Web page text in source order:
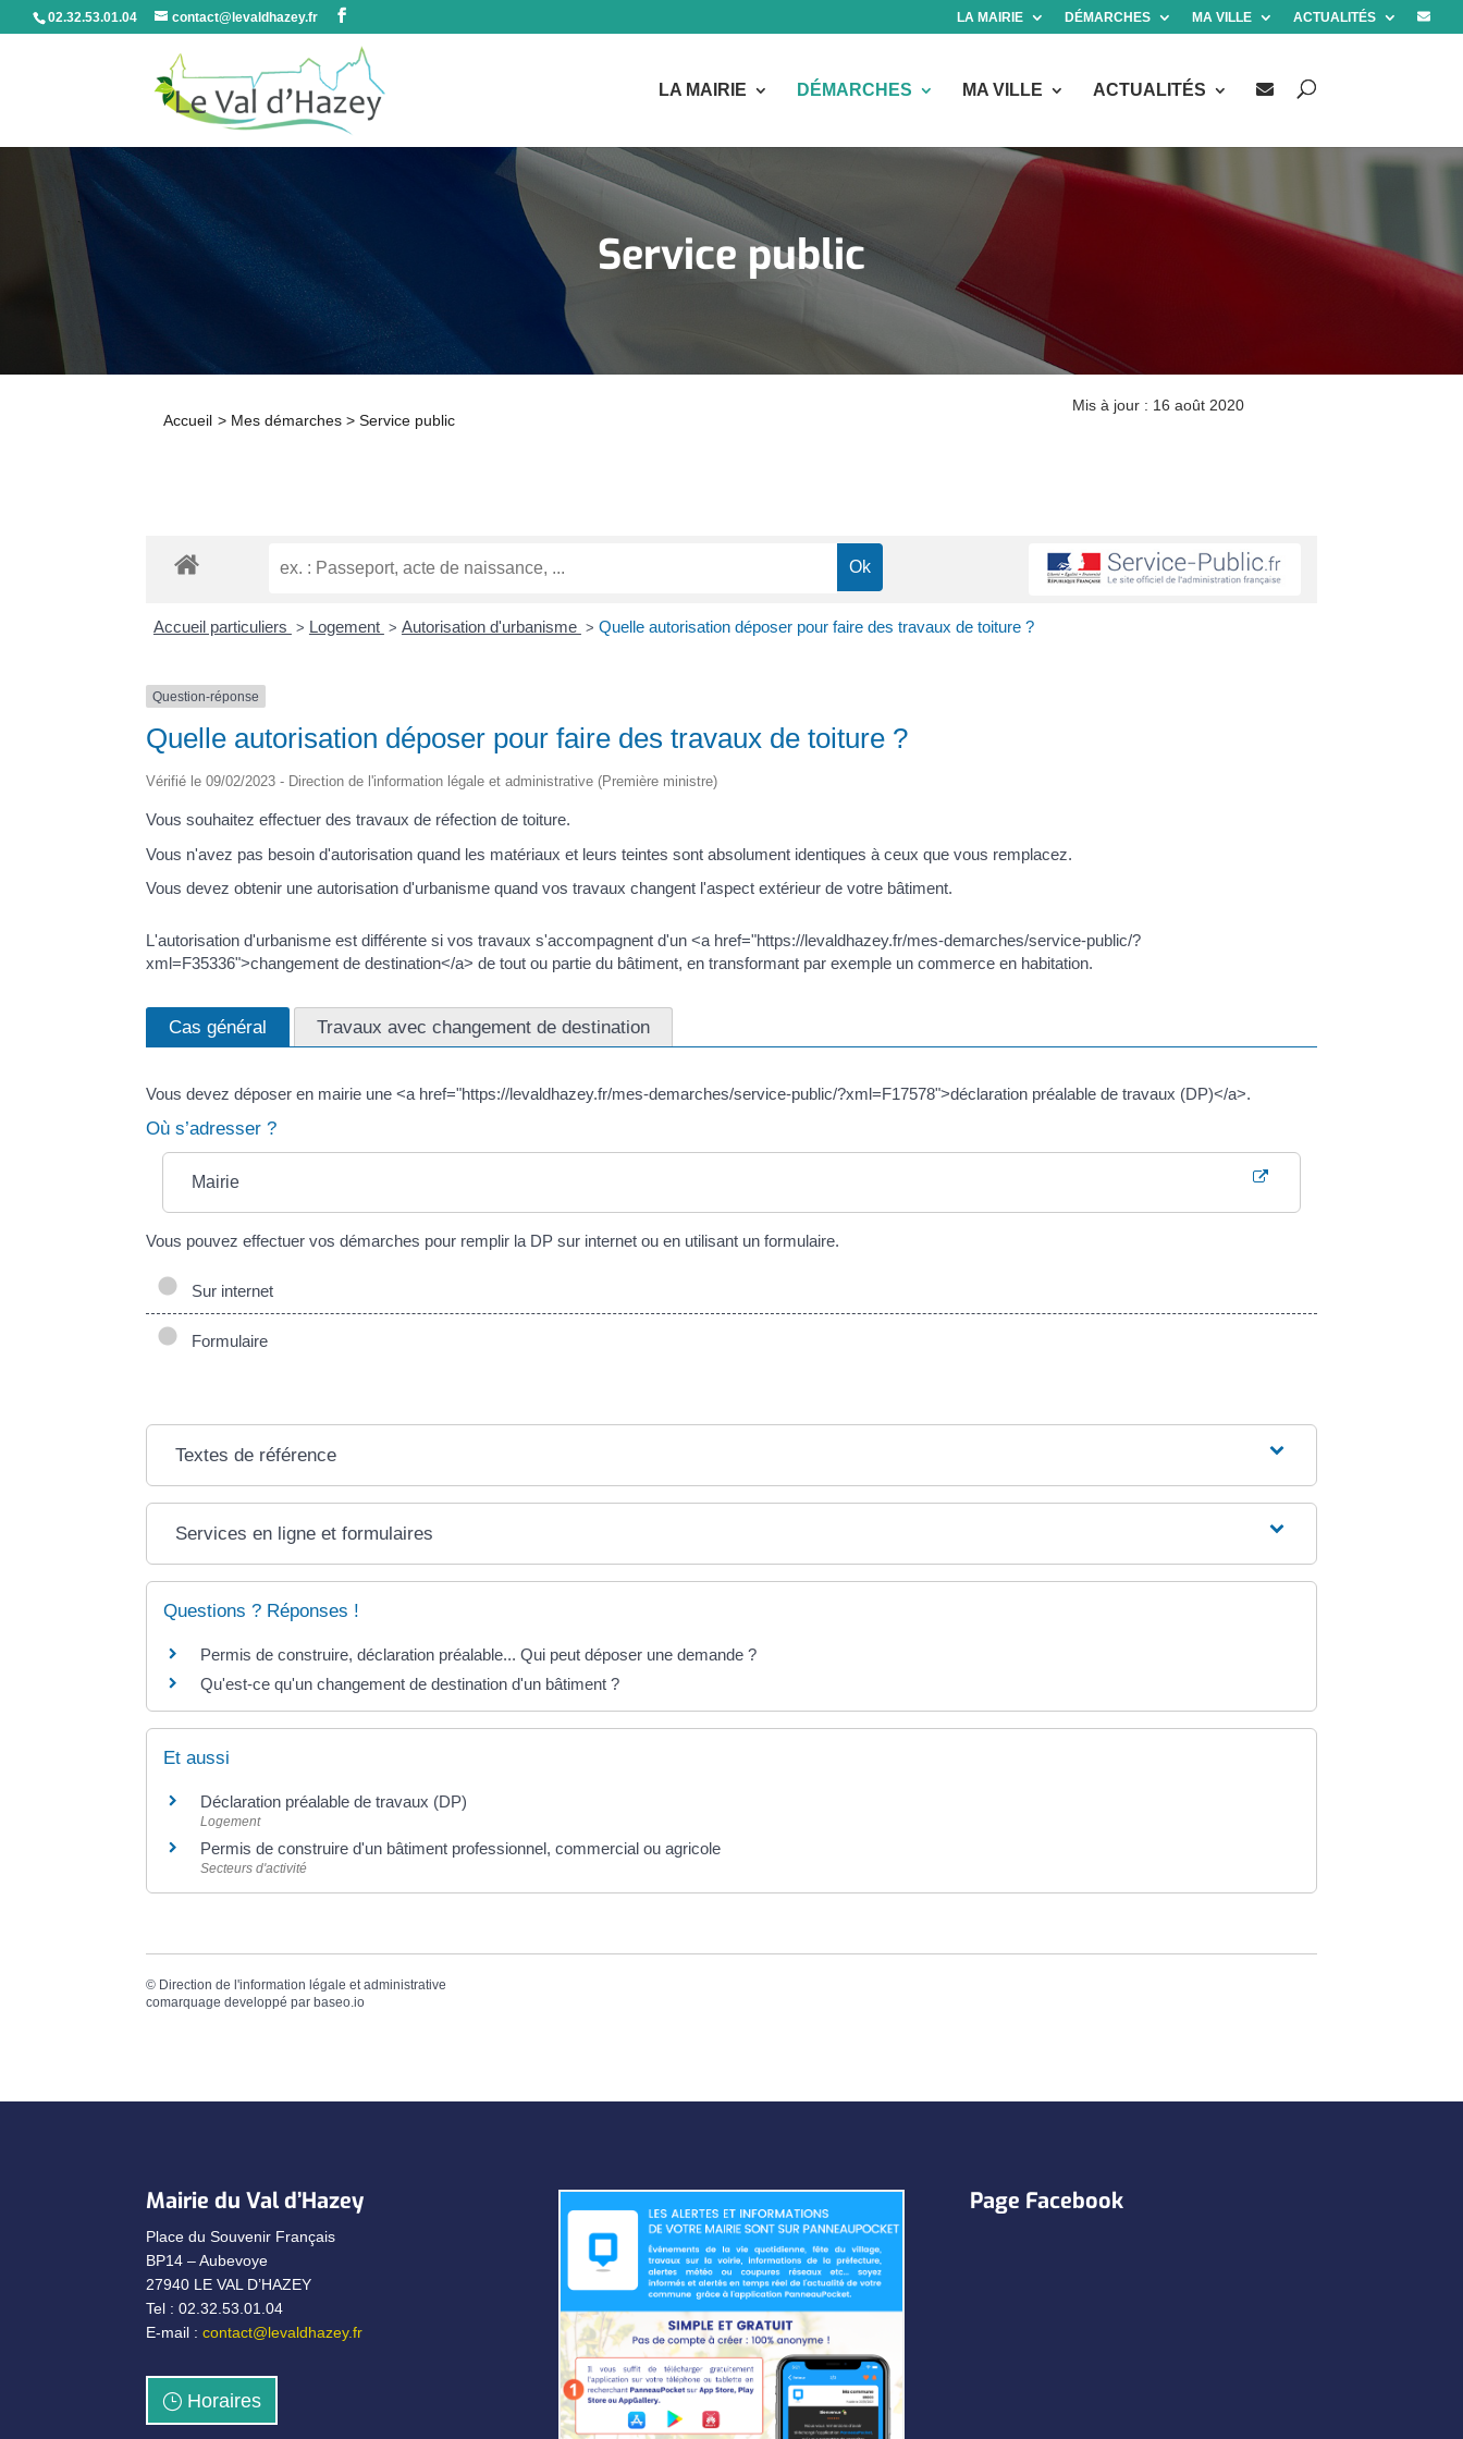
02.32.53.01.04 contact@levaldhazey.fr LA MAIRIE DÉMARCHES MA VILLE ACTUALITÉS
LA MAIRIE DÉMARCHES MA VILLE ACTUALITÉS
Service public
Accueil > Mes démarches > Service public
Mis à jour : 16 août 2020
Accueil particuliers > Logement > Autorisation d'urbanisme > Quelle autorisation déposer pour faire des travaux de toiture ?
Question-réponse
Quelle autorisation déposer pour faire des travaux de toiture ?
Vérifié le 09/02/2023 - Direction de l'information légale et administrative (Première ministre)
Vous souhaitez effectuer des travaux de réfection de toiture.
Vous n'avez pas besoin d'autorisation quand les matériaux et leurs teintes sont absolument identiques à ceux que vous remplacez.
Vous devez obtenir une autorisation d'urbanisme quand vos travaux changent l'aspect extérieur de votre bâtiment.
L'autorisation d'urbanisme est différente si vos travaux s'accompagnent d'un <a href="https://levaldhazey.fr/mes-demarches/service-public/?
xml=F35336">changement de destination</a> de tout ou partie du bâtiment, en transformant par exemple un commerce en habitation.
Cas général Travaux avec changement de destination
Vous devez déposer en mairie une <a href="https://levaldhazey.fr/mes-demarches/service-public/?xml=F17578">déclaration préalable de travaux (DP)</a>.
Où s’adresser ?
Mairie
Vous pouvez effectuer vos démarches pour remplir la DP sur internet ou en utilisant un formulaire.
Sur internet
Formulaire
Textes de référence
Services en ligne et formulaires
Questions ? Réponses !
Permis de construire, déclaration préalable... Qui peut déposer une demande ?
Qu'est-ce qu'un changement de destination d'un bâtiment ?
Et aussi
Déclaration préalable de travaux (DP)
Logement
Permis de construire d'un bâtiment professionnel, commercial ou agricole
Secteurs d'activité
© Direction de l'information légale et administrative
comarquage developpé par baseo.io
Mairie du Val d’Hazey
Place du Souvenir Français
BP14 – Aubevoye
27940 LE VAL D’HAZEY
Tel : 02.32.53.01.04
E-mail :contact@levaldhazey.fr
Horaires
Page Facebook